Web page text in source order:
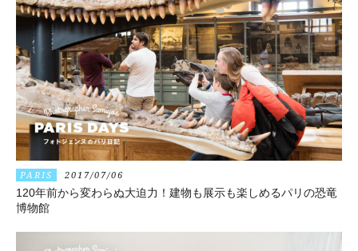
PARIS 2017/07/06
120年前から変わらぬ大迫力！建物も展示も楽しめるパリの恐竜
博物館